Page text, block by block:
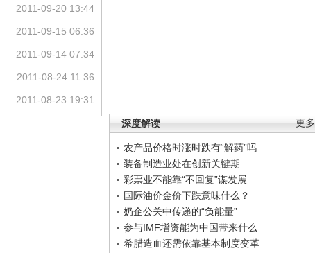
更多
深度解读
农产品价格时涨时跌有“解药”吗
装备制造业处在创新关键期
彩票业不能靠“不回复”谋发展
国际油价金价下跌意味什么？
奶企公关中传递的“负能量”
参与IMF增资能为中国带来什么
希腊造血还需依靠基本制度变革
2011-09-20 13:44
2011-09-15 06:36
2011-09-14 07:34
2011-08-24 11:36
2011-08-23 19:31